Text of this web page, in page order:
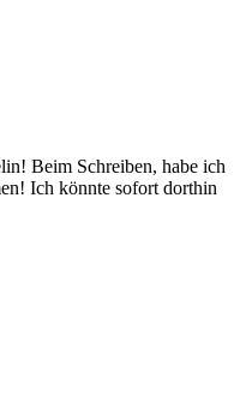
Beim Schreiben, habe ich
Ich könnte sofort dorthin